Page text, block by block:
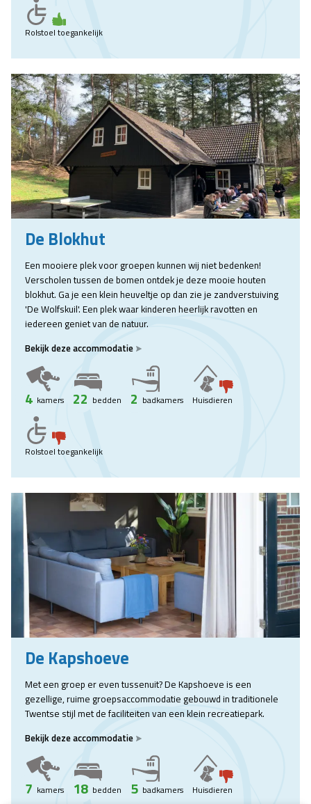
Rolstoel toegankelijk
De Blokhut
Een mooiere plek voor groepen kunnen wij niet bedenken!
Verscholen tussen de bomen ontdek je deze mooie houten
blokhut. Ga je een klein heuveltje op dan zie je zandverstuiving
'De Wolfskuil'. Een plek waar kinderen heerlijk ravotten en
iedereen geniet van de natuur.
Bekijk deze accommodatie
4 kamers 22 bedden 2 badkamers Huisdieren
Rolstoel toegankelijk
De Kapshoeve
Met een groep er even tussenuit? De Kapshoeve is een
gezellige, ruime groepsaccommodatie gebouwd in traditionele
Twentse stijl met de faciliteiten van een klein recreatiepark.
Bekijk deze accommodatie
7 kamers 18 bedden 5 badkamers Huisdieren